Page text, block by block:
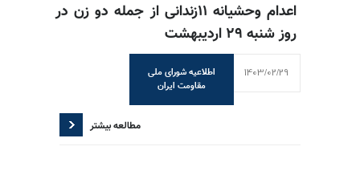
اعدام وحشیانه ۱۱زندانی از جمله دو زن در
روز شنبه ۲۹ اردیبهشت
اطلاعیه شورای ملی
مقاومت ایران
1403/02/29
مطالعه بیشتر